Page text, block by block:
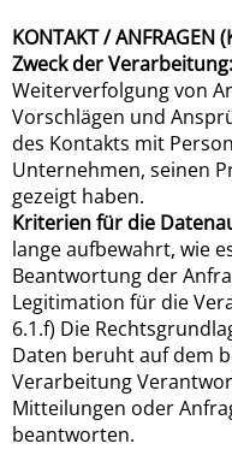
KONTAKT /
Zweck der Verarbeitung:
Weiterverfolgung von
Vorschlägen und
des Kontakts mit
Unternehmen, seinen
gezeigt haben.
Kriterien für die
lange aufbewahrt, wie
Beantwortung der
Legitimation für die
6.1.f) Die
Daten beruht auf dem
Verarbeitung
Mitteilungen oder
beantworten.